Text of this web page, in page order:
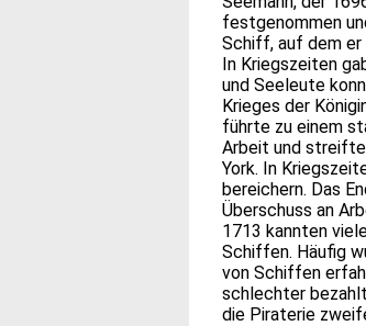
festgenommen
Schiff, auf dem
In Kriegszeiten
und Seeleute
Krieges der
führte zu einem
Arbeit und
York. In
bereichern. Das
Überschuss an
1713 kannten
Schiffen. Häufig
von Schiffen
schlechter
die Piraterie